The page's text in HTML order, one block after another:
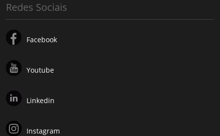
Redes Sociais
Facebook
Youtube
Linkedin
Instagram